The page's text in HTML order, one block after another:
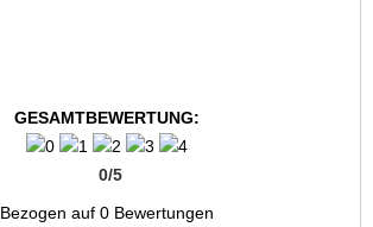
GESAMTBEWERTUNG:
0/5
Bezogen auf 0 Bewertungen